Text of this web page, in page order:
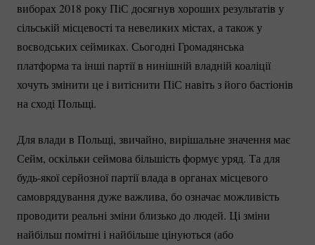
виборах 2018 року ПіС досягнув хороших результатів у
сільській місцевості та невеликих містах, а також у
воєводських сеймиках. Сьогодні Громадянська
платформа та інші партії в нинішній владній коаліції
хочуть змінити це і витіснити ПіС навіть з його бастіонів
на сході Польщі.
Для влади в Польщі, звичайно, вирішальне значення має
Сейм, оскільки сеймова більшість формує уряд. Та для
будь-якоїсерйозної партії влада в органах місцевого
самоврядування дуже важлива, бо означає можливість
проводити реальні зміни близько до людей. Ці зміни
найбільш помітні і найбільше цінуються (або